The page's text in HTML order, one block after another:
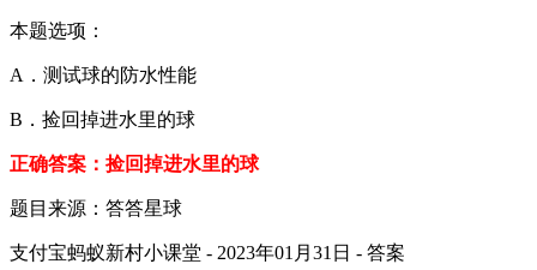
本题选项：
A．测试球的防水性能
B．捡回掉进水里的球
正确答案：捡回掉进水里的球
题目来源：答答星球
支付宝蚂蚁新村小课堂 - 2023年01月31日 - 答案